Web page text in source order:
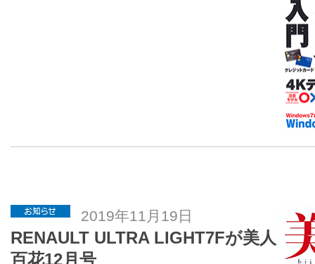
2019年11月19日
RENAULT ULTRA LIGHT7Fが美人
百花12月号